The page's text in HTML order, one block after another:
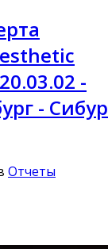
-
- Сибур
Отчеты